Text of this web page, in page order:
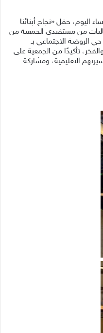
حفل «نجاح أبنائنا
من مستفيدي الجمعية من
الروضة الاجتماعي بـ
تأكيدًا من الجمعية على
التعليمية، ومشاركة